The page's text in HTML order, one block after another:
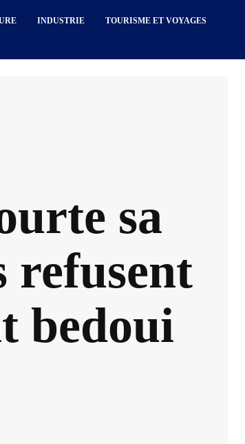
INDUSTRIE TOURISME ET VOYAGES
sa
refusent
bedoui